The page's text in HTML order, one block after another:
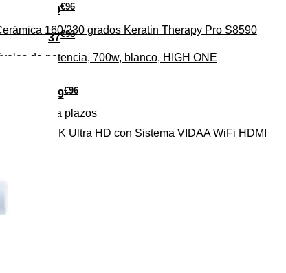
37€96
de potencia, 700w, blanco, HIGH ONE
29€96
160/230 grados Keratin Therapy Pro S8590
279€96
Pago a plazos
EL 4K Ultra HD con Sistema VIDAA WiFi HDMI